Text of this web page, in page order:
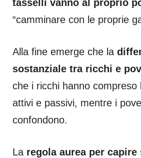
tasselli vanno al proprio
“camminare con le proprie
Alla fine emerge che la
sostanziale tra ricchi e
che i ricchi hanno
attivi e passivi, mentre i
confondono.
La regola aurea per